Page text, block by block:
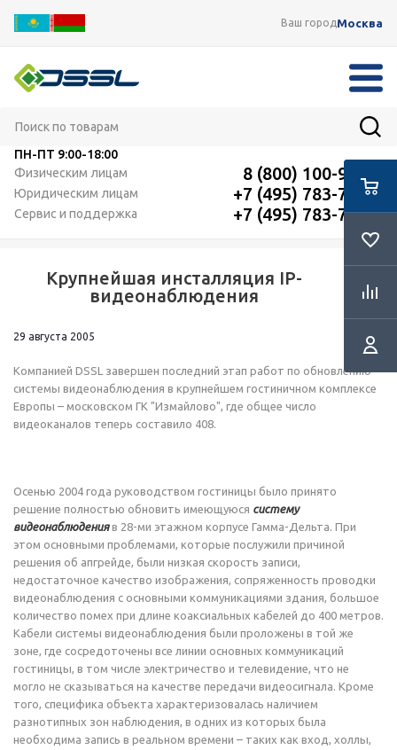
Ваш городМосква
ПН-ПТ 9:00-18:00
Физическим лицам
8 (800) 100-91-12
Юридическим лицам +7 (495) 783-72-87
Сервис и поддержка +7 (495) 783-72-87
Крупнейшая инсталляция IP-
видеонаблюдения
RSS
29 августа 2005
Компанией DSSL завершен последний этап работ по обновлению
системы видеонаблюдения в крупнейшем гостиничном комплексе
Европы – московском ГК "Измайлово", где общее число
видеоканалов теперь составило 408.
Осенью 2004 года руководством гостиницы было принято
решение полностью обновить имеющуюся систему
видеонаблюденияв 28-ми этажном корпусе Гамма-Дельта. При
этом основными проблемами, которые послужили причиной
решения об апгрейде, были низкая скорость записи,
недостаточное качество изображения, сопряженность проводки
видеонаблюдения с основными коммуникациями здания, большое
количество помех при длине коаксиальных кабелей до 400 метров.
Кабели системы видеонаблюдения были проложены в той же
зоне, где сосредоточены все линии основных коммуникаций
гостиницы, в том числе электричество и телевидение, что не
могло не сказываться на качестве передачи видеосигнала. Кроме
того, специфика объекта характеризовалась наличием
разнотипных зон наблюдения, в одних из которых была
необходима запись в реальном времени – таких как вход, холлы,